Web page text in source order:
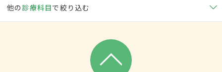
他の 診療科目で絞り込む